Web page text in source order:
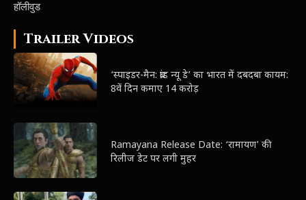
हॉलीवुड
Trailer Videos
‘स्पाइडर-मैन: ब्रांड न्यू डे’ का भारत में दबदबा कायम:
8वें दिन कमाए 14 करोड़
Ramayana Release Date: ‘रामायण’ की
रिलीज डेट पर लगी मुहर